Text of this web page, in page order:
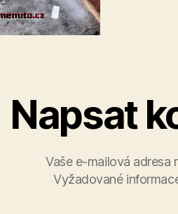
Napsat
Vaše e-mailová adresa
Vyžadované